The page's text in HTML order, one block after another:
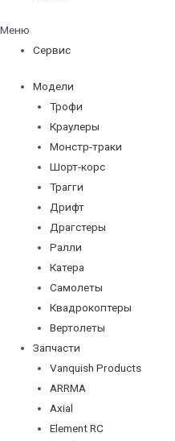
Меню
Сервис
Модели
Трофи
Краулеры
Монстр-траки
Шорт-корс
Трагги
Дрифт
Драгстеры
Ралли
Катера
Самолеты
Квадрокоптеры
Вертолеты
Запчасти
Vanquish Products
ARRMA
Axial
Element RC